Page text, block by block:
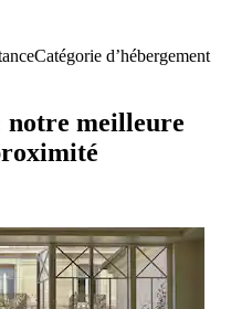
Catégorie d’hébergement
notre meilleure